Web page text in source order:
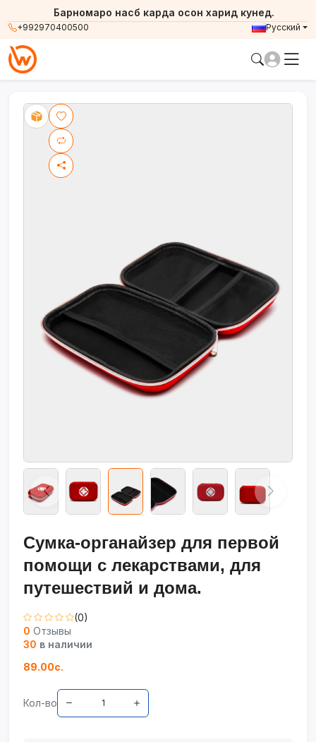
+992970400500
Барномаро насб карда осон харид кунед.
Русский
Сумка-органайзер для первой
помощи с лекарствами, для
путешествий и дома.
(0)
0 Отзывы
30 в наличии
89.00с.
Кол-во